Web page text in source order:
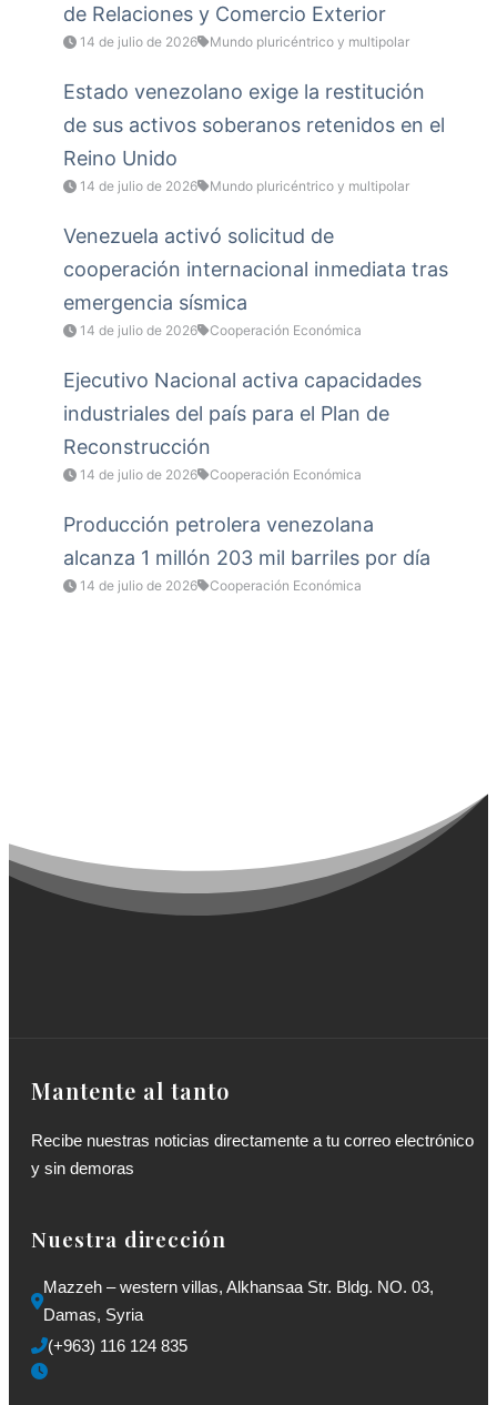
de Relaciones y Comercio Exterior
14 de julio de 2026 Mundo pluricéntrico y multipolar
Estado venezolano exige la restitución
de sus activos soberanos retenidos en el
Reino Unido
14 de julio de 2026 Mundo pluricéntrico y multipolar
Venezuela activó solicitud de
cooperación internacional inmediata tras
emergencia sísmica
14 de julio de 2026 Cooperación Económica
Ejecutivo Nacional activa capacidades
industriales del país para el Plan de
Reconstrucción
14 de julio de 2026 Cooperación Económica
Producción petrolera venezolana
alcanza 1 millón 203 mil barriles por día
14 de julio de 2026 Cooperación Económica
Mantente al tanto
Recibe nuestras noticias directamente a tu correo electrónico
y sin demoras
Nuestra dirección
Mazzeh – western villas, Alkhansaa Str. Bldg. NO. 03,
Damas, Syria
(+963) 116 124 835